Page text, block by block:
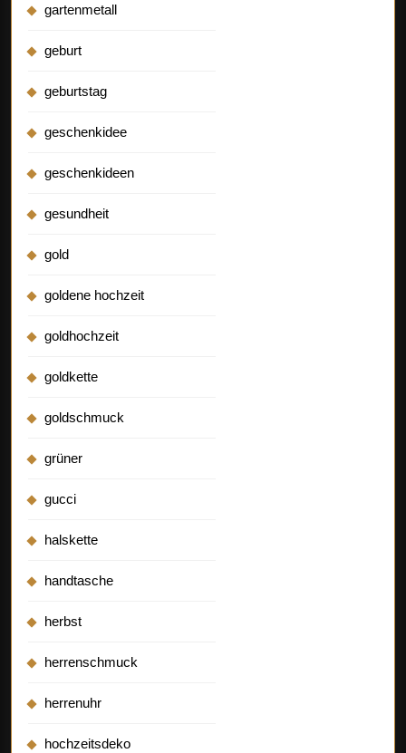
gartenmetall
geburt
geburtstag
geschenkidee
geschenkideen
gesundheit
gold
goldene hochzeit
goldhochzeit
goldkette
goldschmuck
grüner
gucci
halskette
handtasche
herbst
herrenschmuck
herrenuhr
hochzeitsdeko